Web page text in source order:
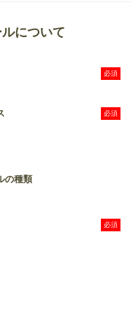
について
の種類